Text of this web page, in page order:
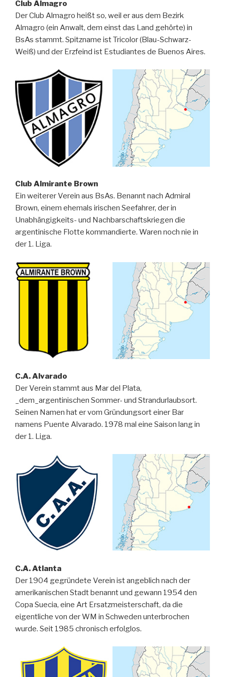
Club Almagro
Der Club Almagro heißt so, weil er aus dem Bezirk
Almagro (ein Anwalt, dem einst das Land gehörte) in
BsAs stammt. Spitzname ist Tricolor (Blau-Schwarz-
Weiß) und der Erzfeind ist Estudiantes de Buenos Aires.
Club Almirante Brown
Ein weiterer Verein aus BsAs. Benannt nach Admiral
Brown, einem ehemals irischen Seefahrer, der in
Unabhängigkeits- und Nachbarschaftskriegen die
argentinische Flotte kommandierte. Waren noch nie in
der 1. Liga.
C.A. Alvarado
Der Verein stammt aus Mar del Plata,
_dem_argentinischen Sommer- und Strandurlaubsort.
Seinen Namen hat er vom Gründungsort einer Bar
namens Puente Alvarado. 1978 mal eine Saison lang in
der 1. Liga.
C.A. Atlanta
Der 1904 gegründete Verein ist angeblich nach der
amerikanischen Stadt benannt und gewann 1954 den
Copa Suecia, eine Art Ersatzmeisterschaft, da die
eigentliche von der WM in Schweden unterbrochen
wurde. Seit 1985 chronisch erfolglos.